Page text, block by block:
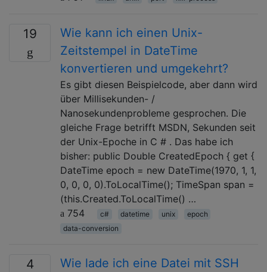
19
Wie kann ich einen Unix-
Zeitstempel in DateTime
konvertieren und umgekehrt?
Es gibt diesen Beispielcode, aber dann wird
über Millisekunden- /
Nanosekundenprobleme gesprochen. Die
gleiche Frage betrifft MSDN, Sekunden seit
der Unix-Epoche in C # . Das habe ich
bisher: public Double CreatedEpoch { get {
DateTime epoch = new DateTime(1970, 1, 1,
0, 0, 0, 0).ToLocalTime(); TimeSpan span =
(this.Created.ToLocalTime() …
754
c# datetime unix
epoch
data-conversion
4
Wie lade ich eine Datei mit SSH